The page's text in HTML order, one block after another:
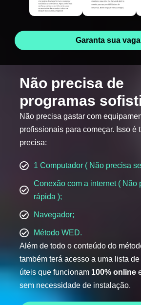
Garanta sua
Não precisa de
programas
Não precisa gastar com
profissionais para começar. Isso é
precisa:
1 Computador ( Não precisa
Conexão com a internet ( Não
rápida );
Navegador;
Método WED.
Além de todo o conteúdo do
também terá acesso a uma lista
úteis que funcionam 100% online
sem necessidade de instalação.